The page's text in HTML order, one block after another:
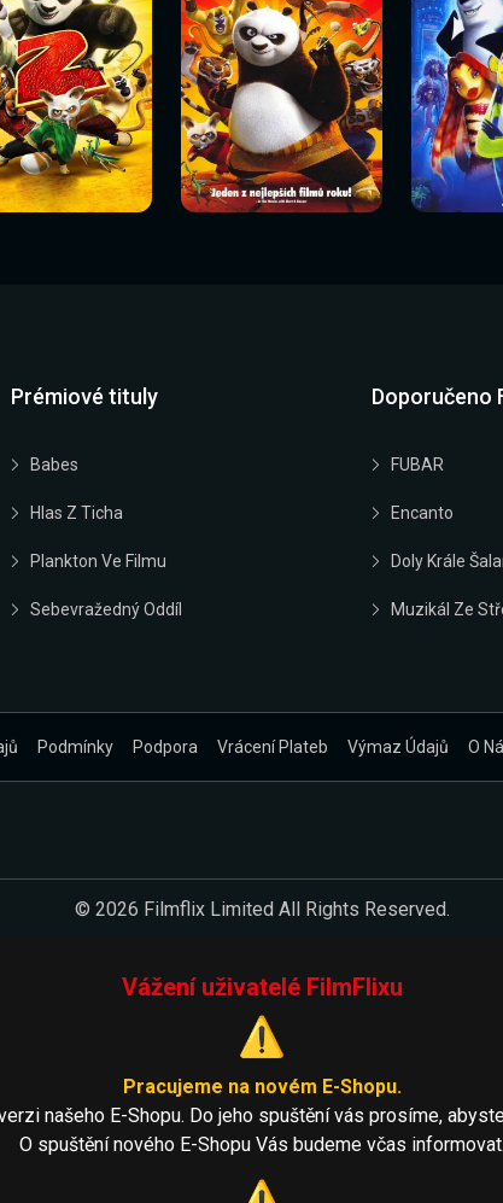
nyní
Sledovat
nyní
Sledovat nyní
nyní
Sledovat
Prémiové tituly
Babes
Hlas Z Ticha
Plankton Ve Filmu
Sebevražedný Oddíl
Doporučeno
FUBAR
Encanto
Doly Krále
Muzikál Ze
Podmínky Podpora Vrácení Plateb Výmaz Údajů O
© 2026 Filmflix Limited All Rights Reserved.
Vážení uživatelé FilmFlixu
⚠️
Pracujeme na novém E-Shopu.
našeho E-Shopu. Do jeho spuštění vás prosíme,
O spuštění nového E-Shopu Vás budeme včas informovat.